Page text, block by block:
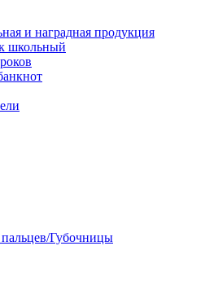
и наградная продукция
школьный
Губочницы